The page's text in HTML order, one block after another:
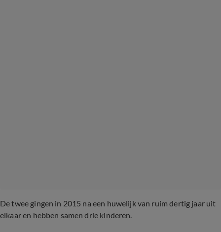
De twee gingen in 2015 na een huwelijk van ruim dertig jaar uit
elkaar en hebben samen drie kinderen.